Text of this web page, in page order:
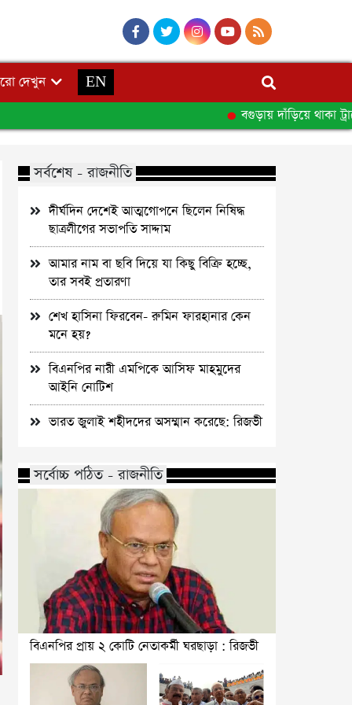
দেখুন
EN
বগুড়ায় দাঁড়িয়ে থাকা
সর্বশেষ - রাজনীতি
দীর্ঘদিন দেশেই আত্মগোপনে ছিলেন নিষিদ্ধ
ছাত্রলীগের সভাপতি সাদ্দাম
আমার নাম বা ছবি দিয়ে যা কিছু বিক্রি হচ্ছে,
তার সবই প্রতারণা
শেখ হাসিনা ফিরবেন- রুমিন ফারহানার কেন
মনে হয়?
বিএনপির নারী এমপিকে আসিফ মাহমুদের
আইনি নোটিশ
ভারত জুলাই শহীদদের অসম্মান করেছে: রিজভী
সর্বোচ্চ পঠিত - রাজনীতি
বিএনপির প্রায় ২ কোটি নেতাকর্মী ঘরছাড়া : রিজভী